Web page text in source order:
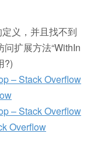
定义，并且找不到
问扩展方法“WithIn
?)
– Stack Overflow
– Stack Overflow
Overflow